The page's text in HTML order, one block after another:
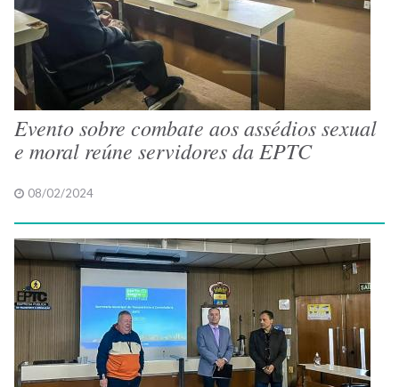
Evento sobre combate aos assédios sexual
e moral reúne servidores da EPTC
08/02/2024